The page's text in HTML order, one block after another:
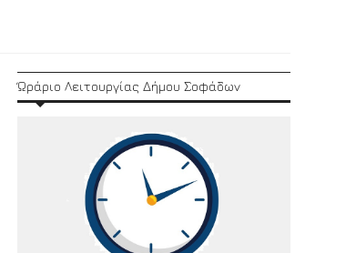
Ώράριο Λειτουργίας Δήμου Σοφάδων